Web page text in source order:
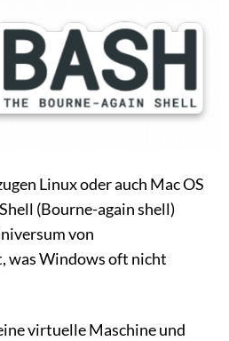
Linux oder auch Mac OS
(Bourne-again shell)
von
was Windows oft nicht
virtuelle Maschine und